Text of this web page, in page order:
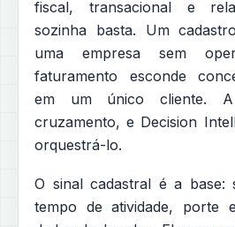
fiscal, transacional e
sozinha basta. Um
uma empresa sem
faturamento esconde
em um único cliente.
cruzamento, e Decision
orquestrá-lo.
O sinal cadastral é a base:
tempo de atividade, porte